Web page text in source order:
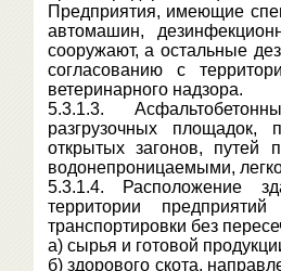
Предприятия, имеющие
автомашин,
сооружают, а остальные
согласованию с
ветеринарного надзора.
5.3.1.3.
разгрузочных площадок,
открытых загонов, путей
водонепроницаемыми,
5.3.1.4. Расположение
территории
транспортировки без
а) сырья и готовой
б) здорового скота,